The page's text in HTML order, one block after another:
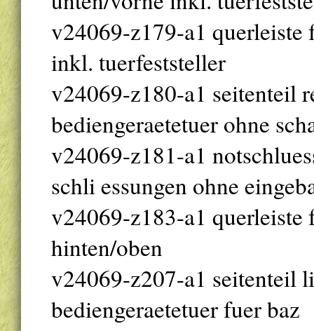
v24069-z179-a1 querleiste
inkl. tuerfeststeller
v24069-z180-a1 seitenteil
bediengeraetetuer ohne
v24069-z181-a1
schli essungen ohne
v24069-z183-a1
hinten/oben
v24069-z207-a1 seitenteil
bediengeraetetuer fuer baz